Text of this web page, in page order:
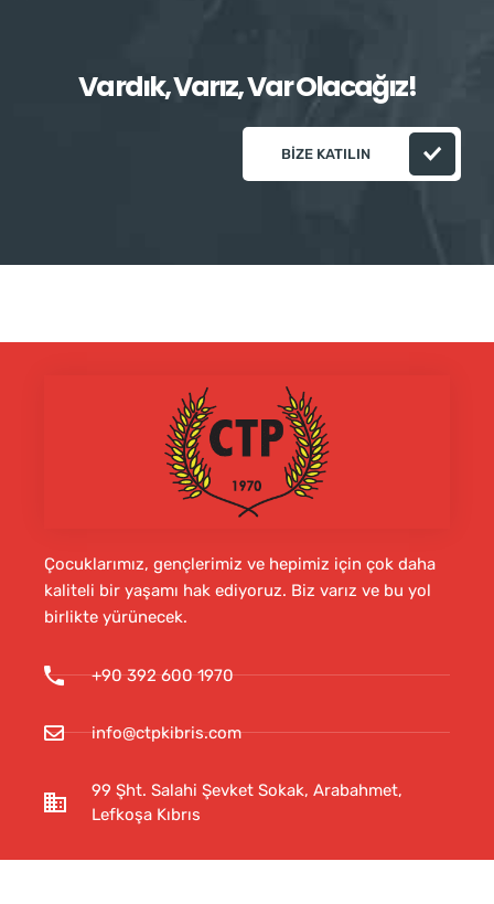
Vardık, Varız, Var Olacağız!
BIZE KATILIN
Çocuklarımız, gençlerimiz ve hepimiz için çok daha
kaliteli bir yaşamı hak ediyoruz. Biz varız ve bu yol
birlikte yürünecek.
+90 392 600 1970
info@ctpkibris.com
99 Şht. Salahi Şevket Sokak, Arabahmet,
Lefkoşa Kıbrıs